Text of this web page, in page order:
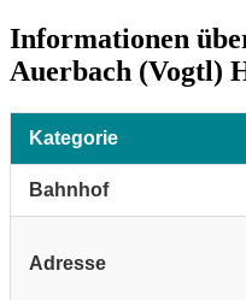
Informationen
Auerbach (Vogtl)
Kategorie
Bahnhof
Adresse